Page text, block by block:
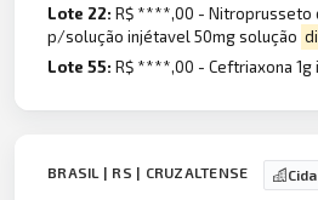
Lote 22:R$ ****,00 - Nitroprusseto
p/solução injétavel 50mg solução
Lote 55:R$ ****,00 - Ceftriaxona 1g
BRASIL | RS | CRUZALTENSE